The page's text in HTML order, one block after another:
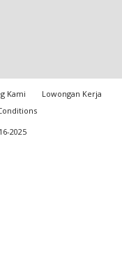
Kami
Lowongan Kerja
2025